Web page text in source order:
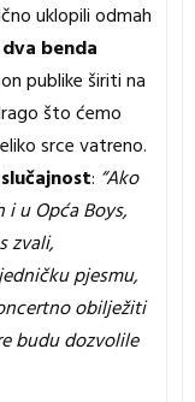
uklopili odmah
benda
publike širiti na
što ćemo
srce vatreno.
: “Ako
u Opća Boys,
zvali,
pjesmu,
obilježiti
budu dozvolile